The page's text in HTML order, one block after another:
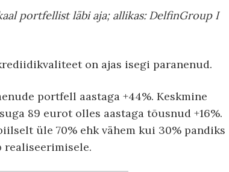
portfellist läbi aja; allikas: DelfinGroup I
on ajas isegi paranenud.
portfell aastaga +44%. Keskmine
89 eurot olles aastaga tõusnud +16%.
üle 70% ehk vähem kui 30% pandiks
realiseerimisele.